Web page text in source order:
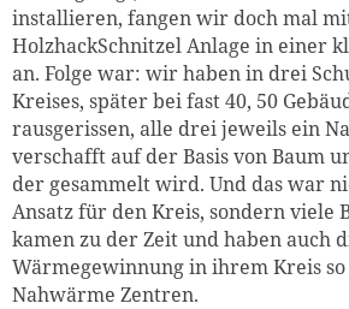
installieren, fangen wir doch mal
HolzhackSchnitzel Anlage in einer
an. Folge war: wir haben in drei
Kreises, später bei fast 40, 50
rausgerissen, alle drei jeweils ein
verschafft auf der Basis von Baum
der gesammelt wird. Und das war
Ansatz für den Kreis, sondern viele
kamen zu der Zeit und haben auch
Wärmegewinnung in ihrem Kreis
Nahwärme Zentren.